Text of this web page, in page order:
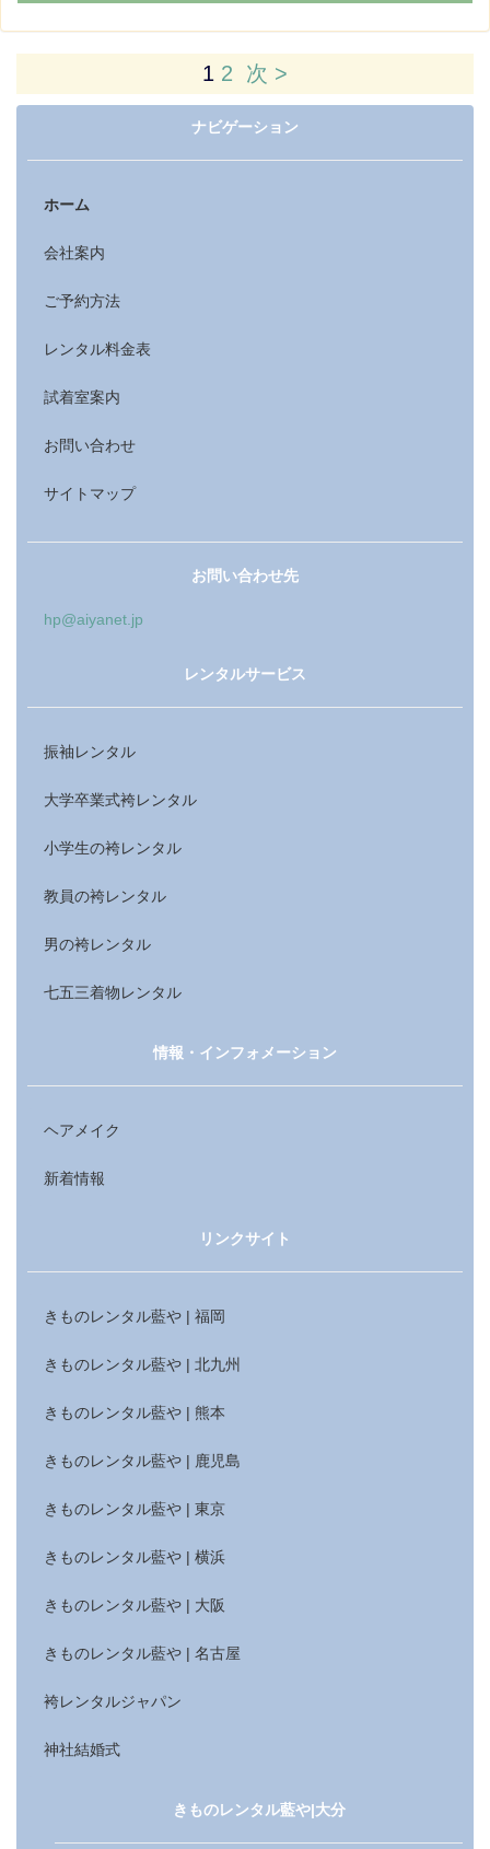
1 2 次 >
ナビゲーション
ホーム
会社案内
ご予約方法
レンタル料金表
試着室案内
お問い合わせ
サイトマップ
お問い合わせ先
hp@aiyanet.jp
レンタルサービス
振袖レンタル
大学卒業式袴レンタル
小学生の袴レンタル
教員の袴レンタル
男の袴レンタル
七五三着物レンタル
情報・インフォメーション
ヘアメイク
新着情報
リンクサイト
きものレンタル藍や | 福岡
きものレンタル藍や | 北九州
きものレンタル藍や | 熊本
きものレンタル藍や | 鹿児島
きものレンタル藍や | 東京
きものレンタル藍や | 横浜
きものレンタル藍や | 大阪
きものレンタル藍や | 名古屋
袴レンタルジャパン
神社結婚式
きものレンタル藍や|大分